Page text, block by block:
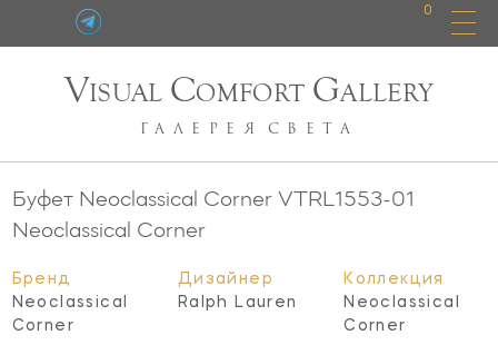
0
VISUAL COMFORT GALLERY
ГАЛЕРЕЯ СВЕТА
Буфет Neoclassical Corner VTRL1553-01
Neoclassical Corner
Бренд
Neoclassical
Corner
Дизайнер
Ralph Lauren
Коллекция
Neoclassical
Corner